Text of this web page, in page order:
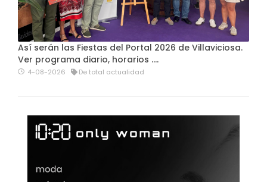
Así serán las Fiestas del Portal 2026 de Villaviciosa.
Ver programa diario, horarios ….
4-08-2026 De total actualidad